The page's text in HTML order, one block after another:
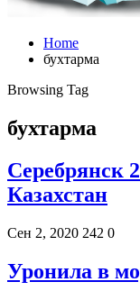
Home
бухтарма
Browsing Tag
бухтарма
Серебрянск
Казахстан
Сен 2, 2020 242 0
Уронила в